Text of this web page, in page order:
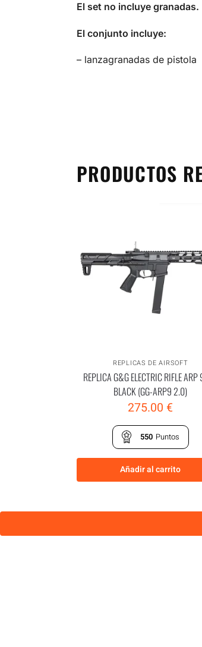
El set no incluye granadas.
El conjunto incluye:
– lanzagranadas de pistola
PRODUCTOS
REPLICAS DE AIRSOFT
REPLICA G&G ELECTRIC RIFLE
BLACK (GG-ARP9 2.0)
275.00 €
550 Puntos
Añadir al carrito